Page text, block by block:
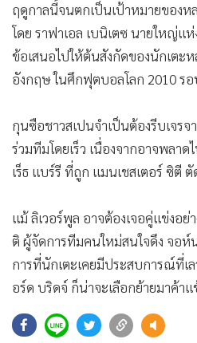
• วิทยาศาสตร์
•
SMEs
• หุ้น
• กองทุนรวม
• Celeb Online
• Factcheck
• News1
• Gotomanager
ฤดูกาลนี้จนตกเป็นเป้าหมายของห
โดย ราฟาเอล เบนิเตซ นายใหญ่แ
ข้อเสนอไปให้ต้นสังกัดของนักเตะ
อังกฤษ ในศึกฟุตบอลโลก 2010 ร
กุนซือชาวสเปนจำเป็นต้องรีบเจร
ร่วมทีมโดยเร็ว เนื่องจากอาจพลา
เร็ธ แบร์รี ที่ถูก แมนเชสเตอร์ ซิตี
แม้ ลิเวอร์พูล อาจต้องเจอคู่แข่งอย่
ติ ผู้จัดการทีมคนใหม่สนใจดึง จอ
การที่นักเตะเคยมีประสบการณ์ที่เ
อร์ด บริดจ์ ก็น่าจะเลือกย้ายมาค้า